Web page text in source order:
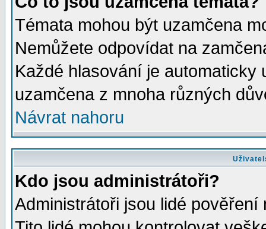
Témata mohou být uzamčena
Nemůžete odpovídat na
Každé hlasování je automaticky
uzamčena z mnoha různých
Návrat nahoru
Kdo jsou administrátoři?
Administrátoři jsou lidé